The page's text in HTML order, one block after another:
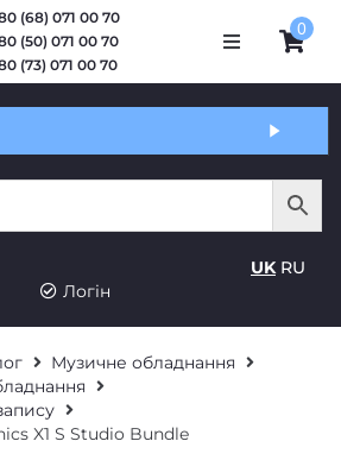
Оплата і доставка
(68) 071 00 70
(50) 071 00 70
(73) 071 00 70
0
UK RU
Логін
Музичне обладнання
X1 S Studio Bundle